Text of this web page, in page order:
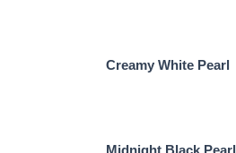
Creamy White Pearl